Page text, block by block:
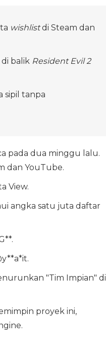
wishlistdi Steam dan
balik Resident Evil 2
sipil tanpa
pada dua minggu lalu.
dan YouTube.
View.
angka satu juta daftar
"Tim Impian" di
proyek ini,